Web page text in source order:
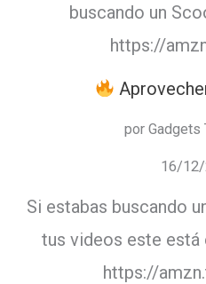
buscando un
https://
por Gadgets
16/
Si estabas buscando
tus videos este está
https://